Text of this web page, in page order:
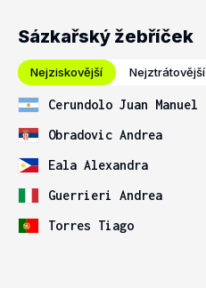
Sázkařský žebříček
Nejziskovější Nejztrátovější
Cerundolo Juan Manuel
Obradovic Andrea
Eala Alexandra
Guerrieri Andrea
Torres Tiago